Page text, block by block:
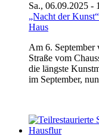
Sa., 06.09.2025 -
„Nacht der
Haus
Am 6. September
Straße vom
die längste
im September,